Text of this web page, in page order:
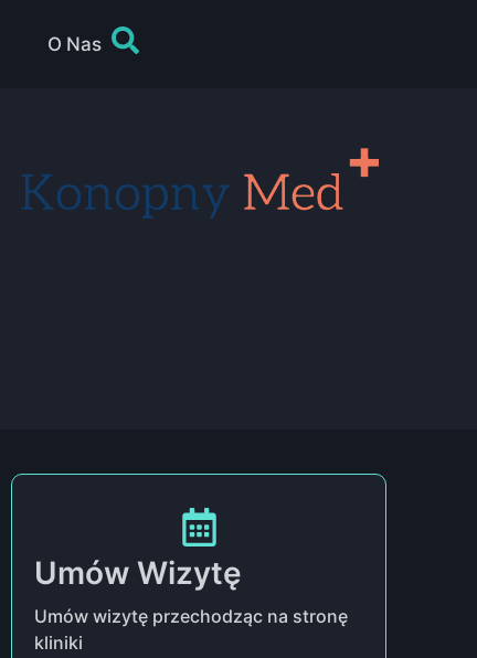
O Nas
Umów Wizytę
Umów wizytę przechodząc na stronę
kliniki